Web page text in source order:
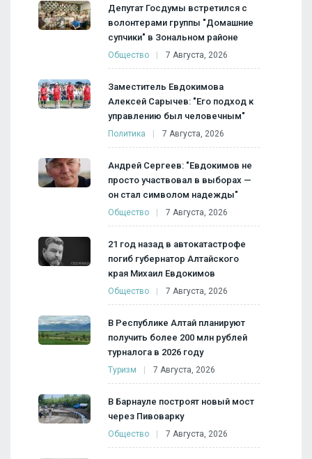
Депутат Госдумы встретился с
волонтерами группы "Домашние
супчики" в Зональном районе
Общество 7 Августа, 2026
Заместитель Евдокимова
Алексей Сарычев: "Его подход к
управлению был человечным"
Политика 7 Августа, 2026
Андрей Сергеев: "Евдокимов не
просто участвовал в выборах —
он стал символом надежды"
Общество 7 Августа, 2026
21 год назад в автокатастрофе
погиб губернатор Алтайского
края Михаил Евдокимов
Общество 7 Августа, 2026
В Республике Алтай планируют
получить более 200 млн рублей
турналога в 2026 году
Туризм 7 Августа, 2026
В Барнауле построят новый мост
через Пивоварку
Общество 7 Августа, 2026